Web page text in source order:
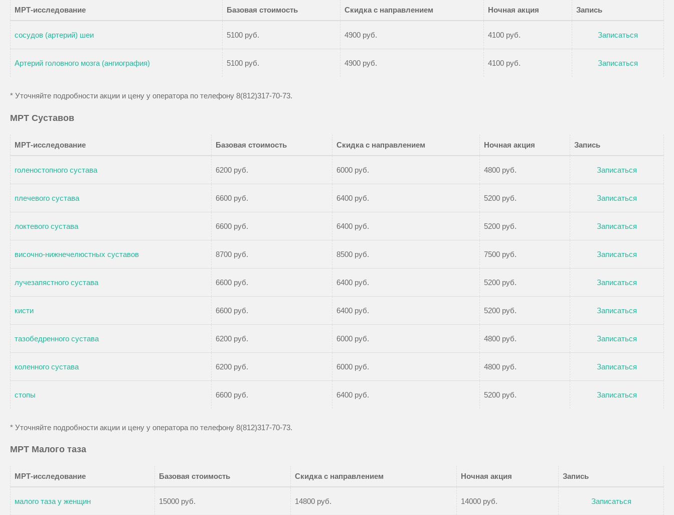
МРТ-исследование Базовая стоимость Скидка с направлением Ночная акция Запись
сосудов (артерий) шеи 5100 руб. 4900 руб. 4100 руб. Записаться
Артерий головного мозга (ангиография) 5100 руб. 4900 руб. 4100 руб. Записаться
* Уточняйте подробности акции и цену у оператора по телефону 8(812)317-70-73.
МРТ Суставов
МРТ-исследование Базовая стоимость Скидка с направлением Ночная акция Запись
голеностопного сустава 6200 руб. 6000 руб. 4800 руб. Записаться
плечевого сустава 6600 руб. 6400 руб. 5200 руб. Записаться
локтевого сустава 6600 руб. 6400 руб. 5200 руб. Записаться
височно-нижнечелюстных суставов 8700 руб. 8500 руб. 7500 руб. Записаться
лучезапястного сустава 6600 руб. 6400 руб. 5200 руб. Записаться
кисти 6600 руб. 6400 руб. 5200 руб. Записаться
тазобедренного сустава 6200 руб. 6000 руб. 4800 руб. Записаться
коленного сустава 6200 руб. 6000 руб. 4800 руб. Записаться
стопы 6600 руб. 6400 руб. 5200 руб. Записаться
* Уточняйте подробности акции и цену у оператора по телефону 8(812)317-70-73.
МРТ Малого таза
МРТ-исследование Базовая стоимость Скидка с направлением Ночная акция Запись
малого таза у женщин 15000 руб. 14800 руб. 14000 руб. Записаться